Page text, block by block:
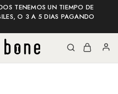
TENEMOS UN TIEMPO DE
O 3 A 5 DIAS PAGANDO